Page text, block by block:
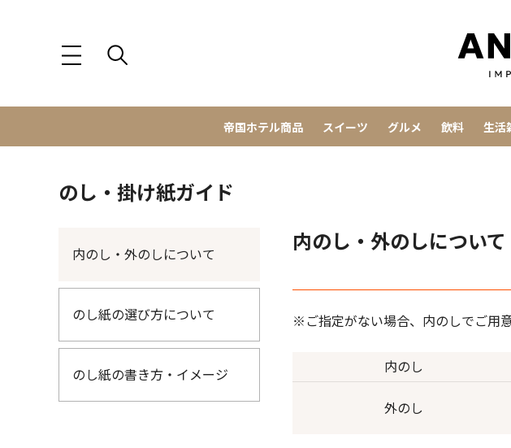
帝国ホテル商品 スイーツ グルメ 飲料 生活
のし・掛け紙ガイド
内のし・外のしについて
のし紙の選び方について
のし紙の書き方・イメージ
内のし・外のしについて
※ご指定がない場合、内のしでご用意
内のし
外のし